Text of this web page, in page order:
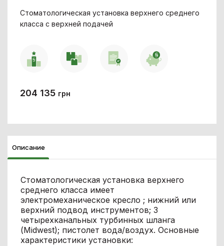
Cтоматологическая установка верхнего среднего
класса с верхней подачей
204 135 грн
Описание
Cтоматологическая установка верхнего
среднего класса имеет
электромеханическое кресло ; нижний или
верхний подвод инструментов; 3
четырехканальных турбинных шланга
(Midwest); пистолет вода/воздух. Основные
характеристики установки: